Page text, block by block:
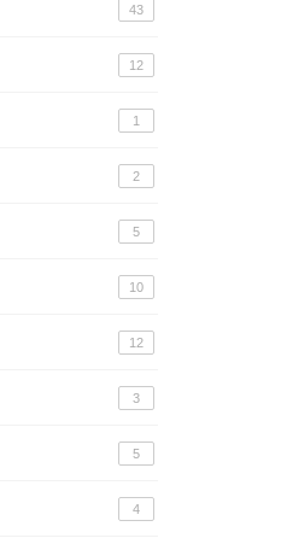
43
12
1
2
5
10
12
3
5
4